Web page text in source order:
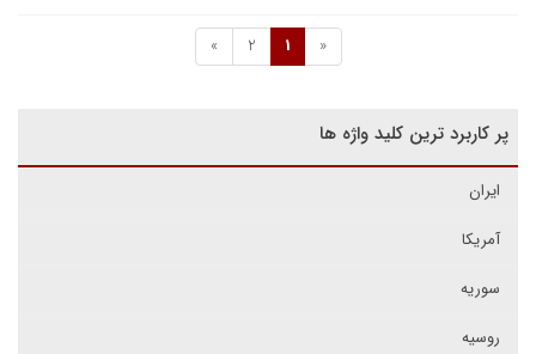
«
1
2
»
پر کاربرد ترین کلید واژه ها
ایران
آمریکا
سوریه
روسیه